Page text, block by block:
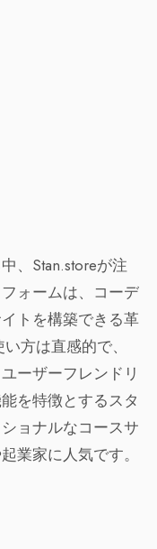
、Stan.storeが注
ォームは、コーデ
トを構築できる革
方は直感的で、
ーザーフレンドリ
を特徴とするスタ
ョナルなコースサ
業家に人気です。